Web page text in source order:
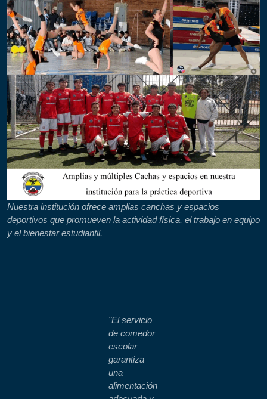
Nuestra institución ofrece amplias canchas y espacios
deportivos que promueven la actividad física, el trabajo en equipo
y el bienestar estudiantil.
"El servicio
de comedor
escolar
garantiza
una
alimentación